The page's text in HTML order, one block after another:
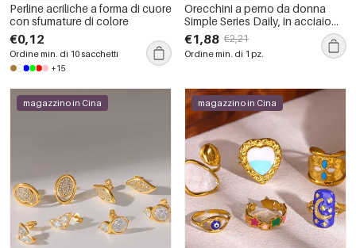
Perline acriliche a forma di cuore
con sfumature di colore
€0,12
Ordine min. di 10 sacchetti
+15
Orecchini a perno da donna
Simple Series Daily, in acciaio
inossidabile, impermeabili, color
oro, con forma geometrica.
€1,88 €2,21
Ordine min. di 1 pz.
magazzino in Cina magazzino in Cina